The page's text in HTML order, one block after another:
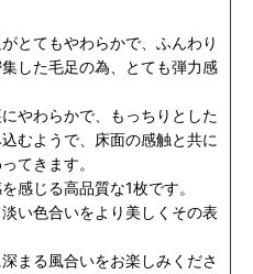
とてもやわらかで、ふんわり
した毛足の為、とても弾力感
やわらかで、もっちりとした
むようで、床面の感触と共に
てきます。
感じる高品質な1枚です。
い色合いをより美しくその表
まる風合いをお楽しみくださ